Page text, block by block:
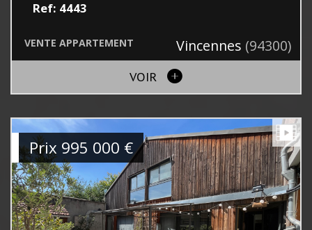
Ref: 4443
VENTE APPARTEMENT Vincennes (94300)
VOIR
Prix 995 000 €